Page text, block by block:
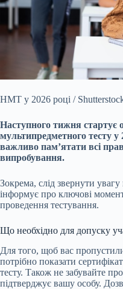
НМТ у 2026 році /
Наступного тижня стартує
мультипредметного тесту у
важливо пам’ятати всі
випробування.
Зокрема, слід звернути увагу
інформує про ключові
проведення тестування.
Що необхідно для допуску
Для того, щоб вас
потрібно показати
тесту. Також не забувайте
підтверджує вашу особу.